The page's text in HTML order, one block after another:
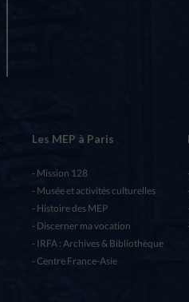
Les MEP à Paris
Mission 128
Musée et activités culturelles
Histoire des MEP
Discerner ma vocation
IRFA : Archives & Bibliothèque
Centre France-Asie